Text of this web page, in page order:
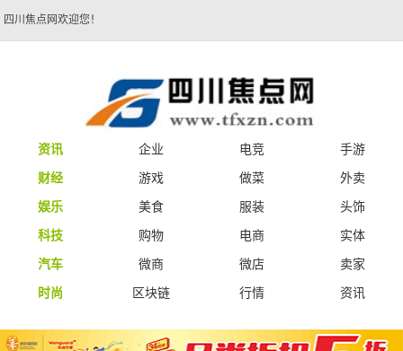
四川焦点网欢迎您！
资讯 企业 电竞
手游
财经
游戏 做菜
外卖
娱乐
美食 服装
头饰
科技
购物 电商
实体
汽车
微商 微店
卖家
时尚
区块链 行情 资讯